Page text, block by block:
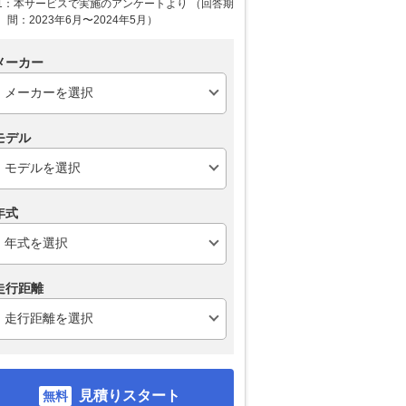
本サービスで実施のアンケートより （回答期
間：2023年6月〜2024年5月）
ーカー
デル
式
行距離
見積りスタート